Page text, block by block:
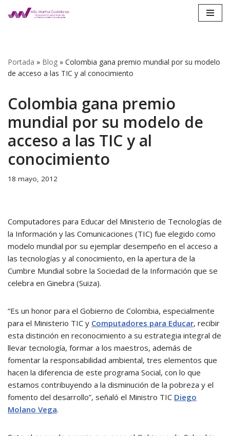
Portada » Blog » Colombia gana premio mundial por su modelo
de acceso a las TIC y al conocimiento
Colombia gana premio
mundial por su modelo de
acceso a las TIC y al
conocimiento
18 mayo, 2012
Computadores para Educar del Ministerio de Tecnologías de
la Información y las Comunicaciones (TIC) fue elegido como
modelo mundial por su ejemplar desempeño en el acceso a
las tecnologías y al conocimiento, en la apertura de la
Cumbre Mundial sobre la Sociedad de la Información que se
celebra en Ginebra (Suiza).
“Es un honor para el Gobierno de Colombia, especialmente
para el Ministerio TIC y Computadores para Educar, recibir
esta distinción en reconocimiento a su estrategia integral de
llevar tecnología, formar a los maestros, además de
fomentar la responsabilidad ambiental, tres elementos que
hacen la diferencia de este programa Social, con lo que
estamos contribuyendo a la disminución de la pobreza y el
fomento del desarrollo”, señaló el Ministro TIC Diego
Molano Vega.